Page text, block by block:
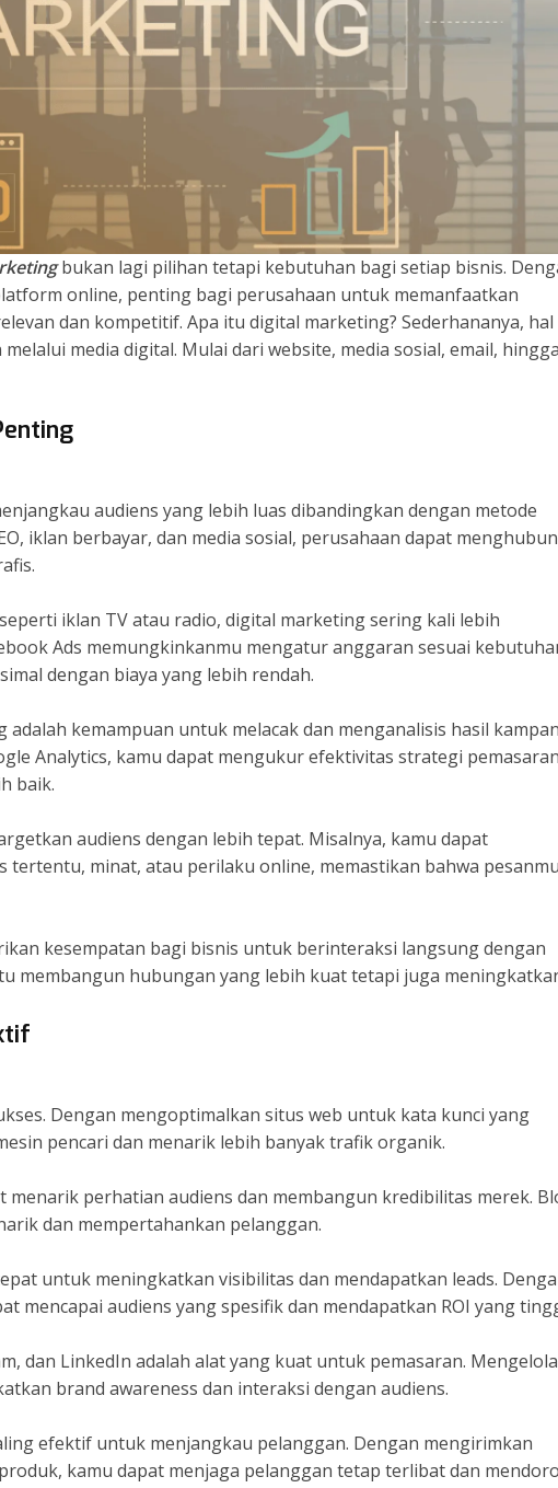
bukan lagi pilihan tetapi kebutuhan bagi setiap bisnis.
online, penting bagi perusahaan untuk memanfaatkan
dan kompetitif. Apa itu digital marketing? Sederhananya, hal
media digital. Mulai dari website, media sosial, email, hingga
audiens yang lebih luas dibandingkan dengan metode
iklan berbayar, dan media sosial, perusahaan dapat
iklan TV atau radio, digital marketing sering kali lebih
Ads memungkinkanmu mengatur anggaran sesuai
dengan biaya yang lebih rendah.
kemampuan untuk melacak dan menganalisis hasil
Analytics, kamu dapat mengukur efektivitas strategi
baik.
audiens dengan lebih tepat. Misalnya, kamu dapat
minat, atau perilaku online, memastikan bahwa pesanmu
kesempatan bagi bisnis untuk berinteraksi langsung dengan
membangun hubungan yang lebih kuat tetapi juga
Dengan mengoptimalkan situs web untuk kata kunci yang
pencari dan menarik lebih banyak trafik organik.
perhatian audiens dan membangun kredibilitas merek.
dan mempertahankan pelanggan.
untuk meningkatkan visibilitas dan mendapatkan leads.
mencapai audiens yang spesifik dan mendapatkan ROI yang
dan LinkedIn adalah alat yang kuat untuk pemasaran. Mengelola
brand awareness dan interaksi dengan audiens.
efektif untuk menjangkau pelanggan. Dengan mengirimkan
kamu dapat menjaga pelanggan tetap terlibat dan